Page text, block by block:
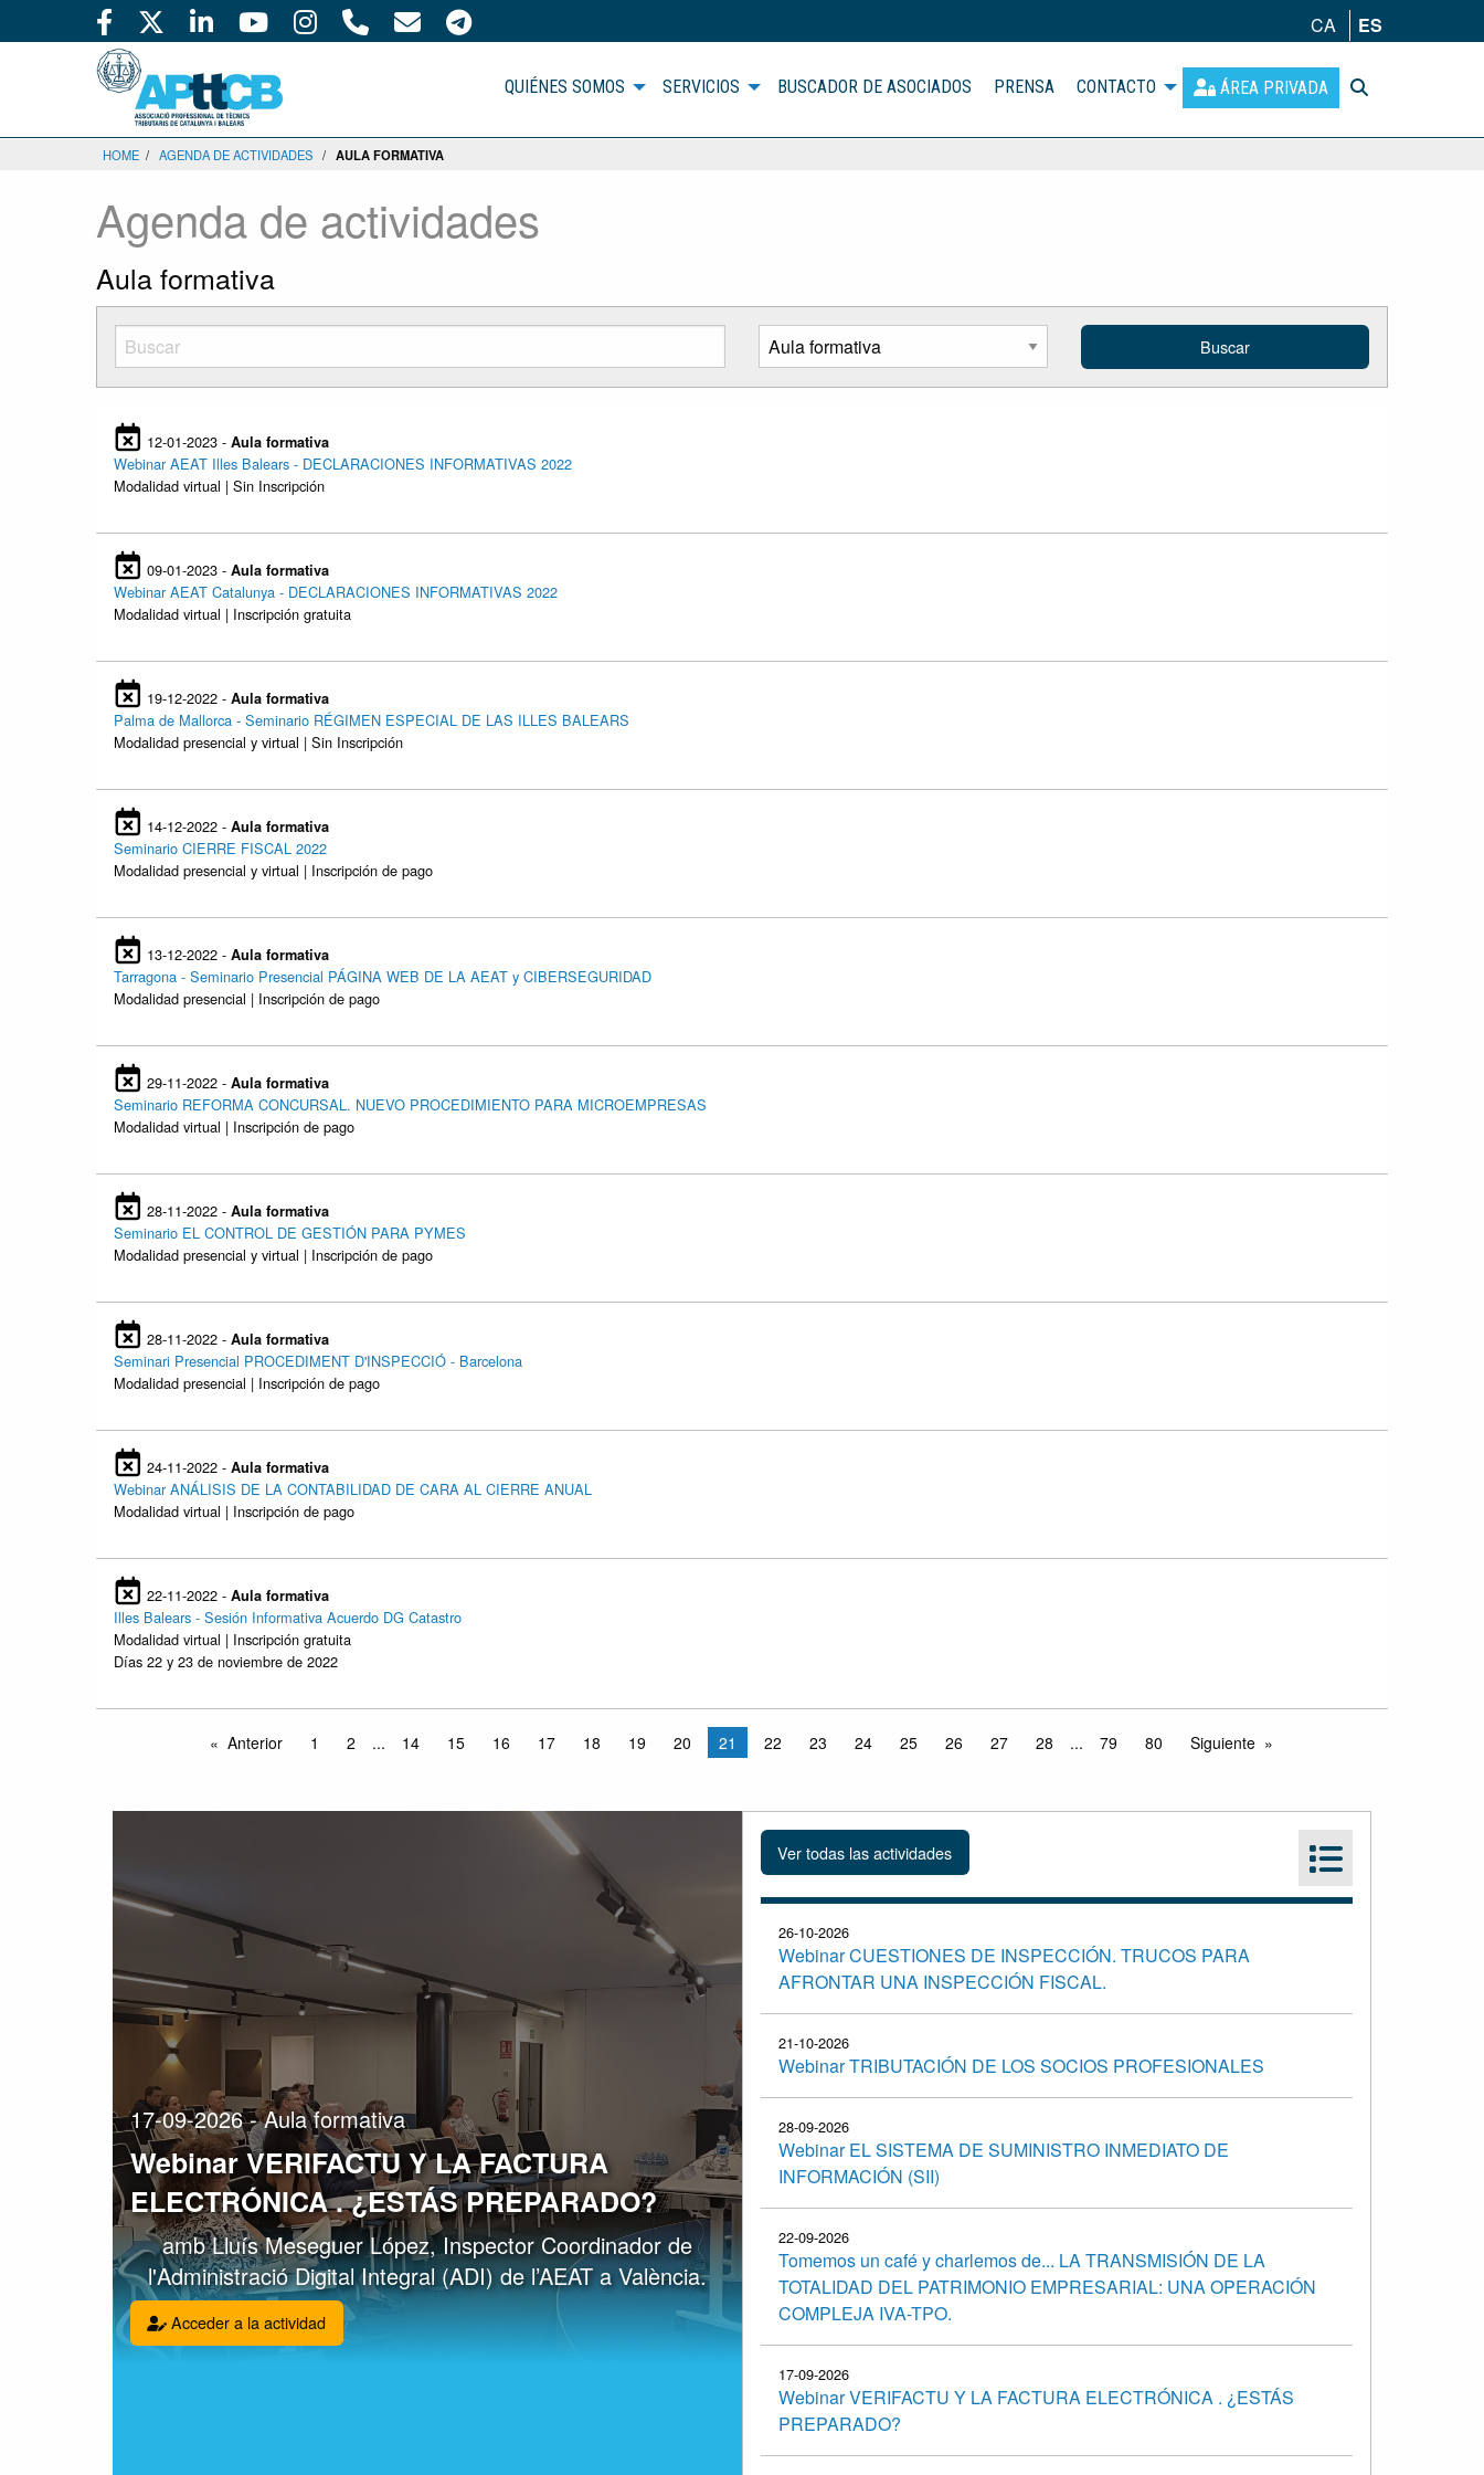
CA ES
QUIÉNES SOMOS SERVICIOS BUSCADOR DE ASOCIADOS PRENSA CONTACTO ÁREA PRIVADA
HOME / AGENDA DE ACTIVIDADES / AULA FORMATIVA
Agenda de actividades
Aula formativa
12-01-2023 - Aula formativa
Webinar AEAT Illes Balears - DECLARACIONES INFORMATIVAS 2022
Modalidad virtual | Sin Inscripción
09-01-2023 - Aula formativa
Webinar AEAT Catalunya - DECLARACIONES INFORMATIVAS 2022
Modalidad virtual | Inscripción gratuita
19-12-2022 - Aula formativa
Palma de Mallorca - Seminario RÉGIMEN ESPECIAL DE LAS ILLES BALEARS
Modalidad presencial y virtual | Sin Inscripción
14-12-2022 - Aula formativa
Seminario CIERRE FISCAL 2022
Modalidad presencial y virtual | Inscripción de pago
13-12-2022 - Aula formativa
Tarragona - Seminario Presencial PÁGINA WEB DE LA AEAT y CIBERSEGURIDAD
Modalidad presencial | Inscripción de pago
29-11-2022 - Aula formativa
Seminario REFORMA CONCURSAL. NUEVO PROCEDIMIENTO PARA MICROEMPRESAS
Modalidad virtual | Inscripción de pago
28-11-2022 - Aula formativa
Seminario EL CONTROL DE GESTIÓN PARA PYMES
Modalidad presencial y virtual | Inscripción de pago
28-11-2022 - Aula formativa
Seminari Presencial PROCEDIMENT D'INSPECCIÓ - Barcelona
Modalidad presencial | Inscripción de pago
24-11-2022 - Aula formativa
Webinar ANÁLISIS DE LA CONTABILIDAD DE CARA AL CIERRE ANUAL
Modalidad virtual | Inscripción de pago
22-11-2022 - Aula formativa
Illes Balears - Sesión Informativa Acuerdo DG Catastro
Modalidad virtual | Inscripción gratuita
Días 22 y 23 de noviembre de 2022
Anterior 1 2 ... 14 15 16 17 18 19 20 21 22 23 24 25 26 27 28 ... 79 80 Siguiente
17-09-2026 - Aula formativa
Webinar VERIFACTU Y LA FACTURA
ELECTRÓNICA . ¿ESTÁS PREPARADO?
amb Lluís Meseguer López, Inspector Coordinador de
l'Administració Digital Integral (ADI) de l’AEAT a València.
Acceder a la actividad
26-10-2026
Webinar CUESTIONES DE INSPECCIÓN. TRUCOS PARA
AFRONTAR UNA INSPECCIÓN FISCAL.
21-10-2026
Webinar TRIBUTACIÓN DE LOS SOCIOS PROFESIONALES
28-09-2026
Webinar EL SISTEMA DE SUMINISTRO INMEDIATO DE
INFORMACIÓN (SII)
22-09-2026
Tomemos un café y charlemos de... LA TRANSMISIÓN DE LA
TOTALIDAD DEL PATRIMONIO EMPRESARIAL: UNA OPERACIÓN
COMPLEJA IVA-TPO.
17-09-2026
Webinar VERIFACTU Y LA FACTURA ELECTRÓNICA . ¿ESTÁS
PREPARADO?